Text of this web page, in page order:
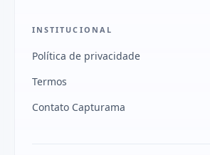
INSTITUCIONAL
Política de privacidade
Termos
Contato Capturama